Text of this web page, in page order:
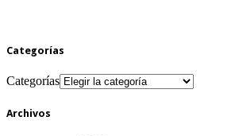
Categorías
Categorías
Archivos